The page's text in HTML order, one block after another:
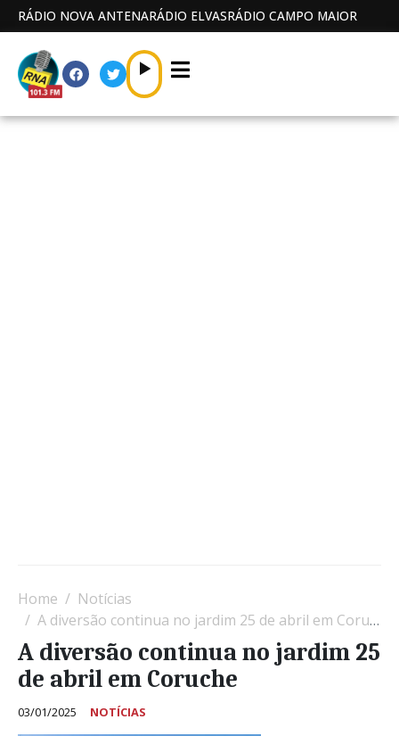
RÁDIO NOVA ANTENARÁDIO ELVASRÁDIO CAMPO MAIOR
Home
Notícias
A diversão continua no jardim 25 de abril em Coruche
A diversão continua no jardim 25
de abril em Coruche
03/01/2025 NOTÍCIAS